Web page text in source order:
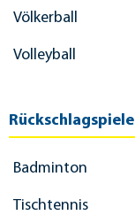
Völkerball
Volleyball
Rückschlagspiele
Badminton
Tischtennis